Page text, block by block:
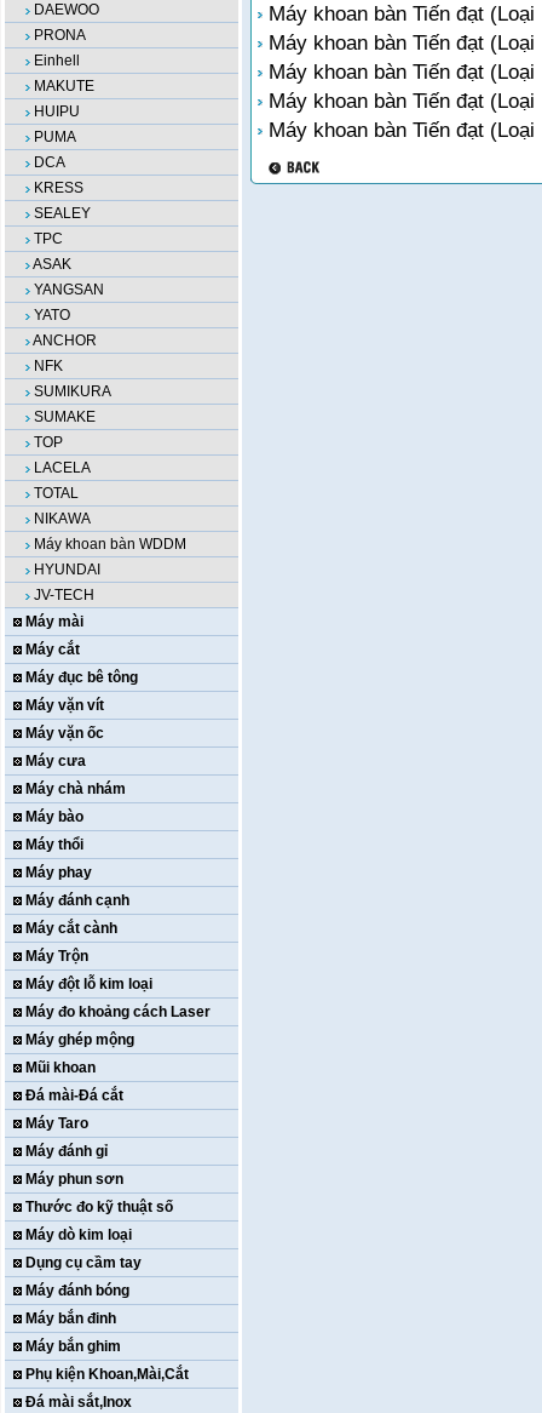
DAEWOO
PRONA
Einhell
MAKUTE
HUIPU
PUMA
DCA
KRESS
SEALEY
TPC
ASAK
YANGSAN
YATO
ANCHOR
NFK
SUMIKURA
SUMAKE
TOP
LACELA
TOTAL
NIKAWA
Máy khoan bàn WDDM
HYUNDAI
JV-TECH
Máy mài
Máy cắt
Máy đục bê tông
Máy vặn vít
Máy vặn ốc
Máy cưa
Máy chà nhám
Máy bào
Máy thổi
Máy phay
Máy đánh cạnh
Máy cắt cành
Máy Trộn
Máy đột lỗ kim loại
Máy đo khoảng cách Laser
Máy ghép mộng
Mũi khoan
Đá mài-Đá cắt
Máy Taro
Máy đánh gỉ
Máy phun sơn
Thước đo kỹ thuật số
Máy dò kim loại
Dụng cụ cầm tay
Máy đánh bóng
Máy bắn đinh
Máy bắn ghim
Phụ kiện Khoan,Mài,Cắt
Đá mài sắt,Inox
Máy khoan bàn Tiến đạt
Máy khoan bàn Tiến đạt
Máy khoan bàn Tiến đạt
Máy khoan bàn Tiến đạt
Máy khoan bàn Tiến đạt